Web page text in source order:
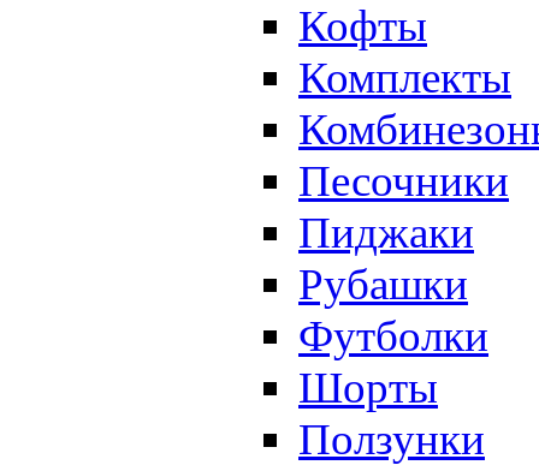
Кофты
Комплекты
Песочники
Пиджаки
Рубашки
Футболки
Шорты
Ползунки